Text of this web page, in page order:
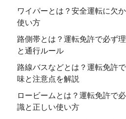
ワイパーとは？安全運転に欠
使い方
路側帯とは？運転免許で必ず
と通行ルール
路線バスなどとは？運転免許
味と注意点を解説
ロービームとは？運転免許で
識と正しい使い方